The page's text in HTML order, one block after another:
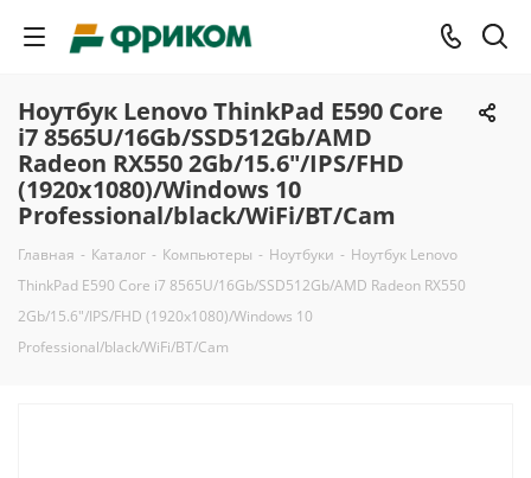
Ноутбук Lenovo ThinkPad E590 Core
i7 8565U/16Gb/SSD512Gb/AMD
Radeon RX550 2Gb/15.6"/IPS/FHD
(1920x1080)/Windows 10
Professional/black/WiFi/BT/Cam
Главная - Каталог - Компьютеры - Ноутбуки - Ноутбук Lenovo
ThinkPad E590 Core i7 8565U/16Gb/SSD512Gb/AMD Radeon RX550
2Gb/15.6"/IPS/FHD (1920x1080)/Windows 10
Professional/black/WiFi/BT/Cam